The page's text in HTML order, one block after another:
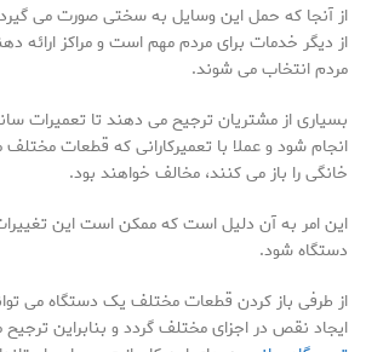
از آنجا که حمل این وسایل به سختی صورت می
از دیگر خدمات برای مردم مهم است و مراکز ارائه
مردم انتخاب می شوند.
بسیاری از مشتریان ترجیح می دهند تا تعمیرات
انجام شود و عملا با تعمیرکارانی که قطعات مختلف
خانگی را باز می کنند، مخالف خواهند بود.
این امر به آن دلیل است که ممکن است این
دستگاه شود.
از طرفی باز کردن قطعات مختلف یک دستگاه می
ایجاد نقص در اجزای مختلف گردد و بنابراین ترجیح